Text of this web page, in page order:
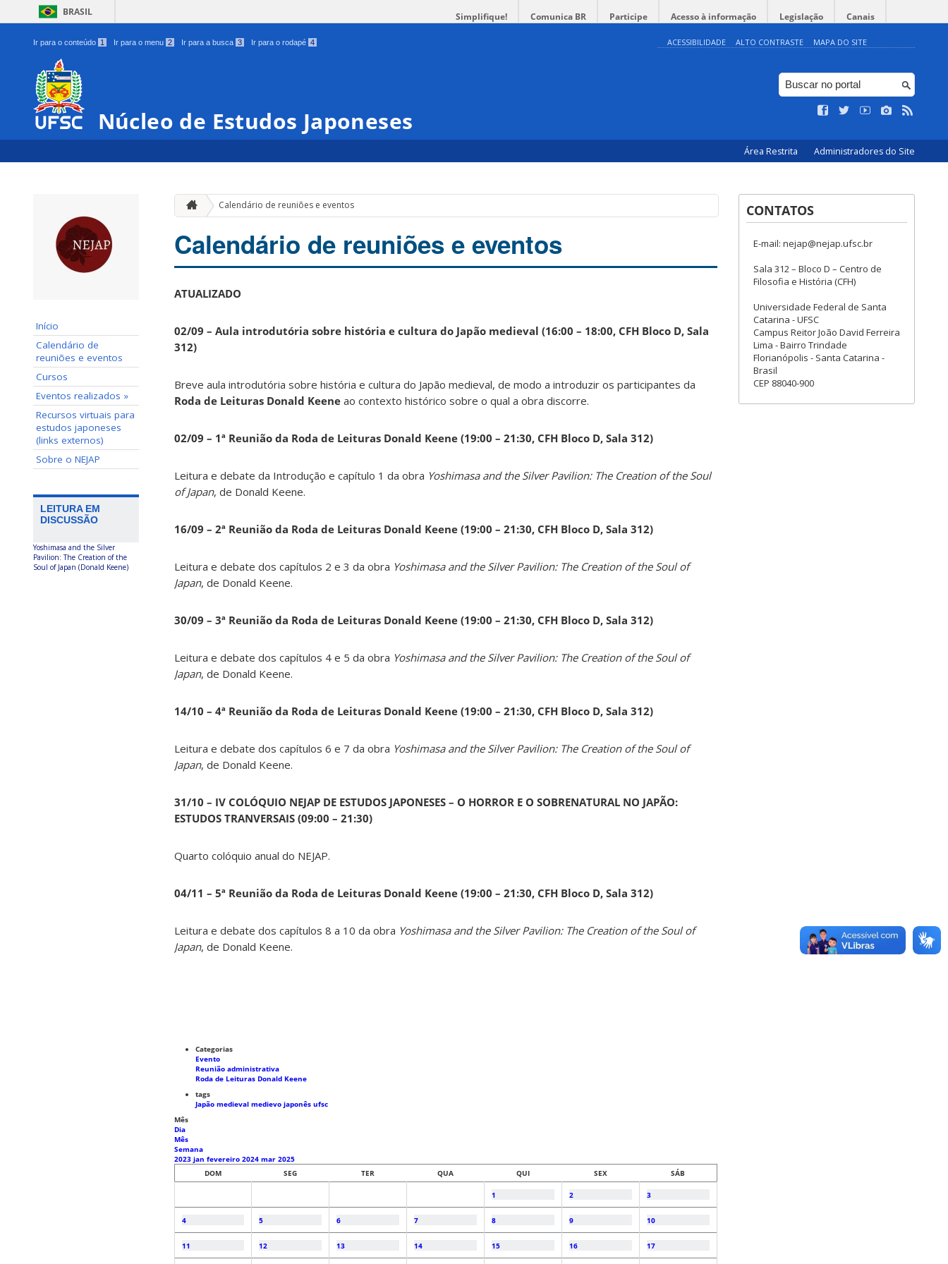
BRASIL Simplifique! Comunica BR Participe Acesso à informação Legislação Canais
Ir para o conteúdo 1 Ir para o menu 2 Ir para a busca 3 Ir para o rodapé 4 ACESSIBILIDADE ALTO CONTRASTE MAPA DO SITE
Núcleo de Estudos Japoneses
Área Restrita Administradores do Site
Início
Calendário de
reuniões e eventos
Cursos
Eventos realizados »
Recursos virtuais para
estudos japoneses
(links externos)
Sobre o NEJAP
LEITURA EM
DISCUSSÃO
Yoshimasa and the Silver
Pavilion: The Creation of the
Soul of Japan (Donald Keene)
Calendário de reuniões e eventos
Calendário de reuniões e eventos
ATUALIZADO
02/09 – Aula introdutória sobre história e cultura do Japão medieval (16:00 – 18:00, CFH Bloco D, Sala
312)
Breve aula introdutória sobre história e cultura do Japão medieval, de modo a introduzir os participantes da
Roda de Leituras Donald Keene ao contexto histórico sobre o qual a obra discorre.
02/09 – 1ª Reunião da Roda de Leituras Donald Keene (19:00 – 21:30, CFH Bloco D, Sala 312)
Leitura e debate da Introdução e capítulo 1 da obra Yoshimasa and the Silver Pavilion: The Creation of the Soul
of Japan, de Donald Keene.
16/09 – 2ª Reunião da Roda de Leituras Donald Keene (19:00 – 21:30, CFH Bloco D, Sala 312)
Leitura e debate dos capítulos 2 e 3 da obra Yoshimasa and the Silver Pavilion: The Creation of the Soul of
Japan, de Donald Keene.
30/09 – 3ª Reunião da Roda de Leituras Donald Keene (19:00 – 21:30, CFH Bloco D, Sala 312)
Leitura e debate dos capítulos 4 e 5 da obra Yoshimasa and the Silver Pavilion: The Creation of the Soul of
Japan, de Donald Keene.
14/10 – 4ª Reunião da Roda de Leituras Donald Keene (19:00 – 21:30, CFH Bloco D, Sala 312)
Leitura e debate dos capítulos 6 e 7 da obra Yoshimasa and the Silver Pavilion: The Creation of the Soul of
Japan, de Donald Keene.
31/10 – IV COLÓQUIO NEJAP DE ESTUDOS JAPONESES – O HORROR E O SOBRENATURAL NO JAPÃO:
ESTUDOS TRANVERSAIS (09:00 – 21:30)
Quarto colóquio anual do NEJAP.
04/11 – 5ª Reunião da Roda de Leituras Donald Keene (19:00 – 21:30, CFH Bloco D, Sala 312)
Leitura e debate dos capítulos 8 a 10 da obra Yoshimasa and the Silver Pavilion: The Creation of the Soul of
Japan, de Donald Keene.
Categorias
Evento
Reunião administrativa
Roda de Leituras Donald Keene
tags
Japão medieval medievo japonês ufsc
Mês
Dia
Mês
Semana
2023 jan fevereiro 2024 mar 2025
DOM
SEG TER QUA QUI SEX SÁB
1 2 3
4 5 6 7 8 9 10
11 12 13 14 15 16 17
CONTATOS
E-mail: nejap@nejap.ufsc.br
Sala 312 – Bloco D – Centro de
Filosofia e História (CFH)
Universidade Federal de Santa
Catarina - UFSC
Campus Reitor João David Ferreira
Lima - Bairro Trindade
Florianópolis - Santa Catarina -
Brasil
CEP 88040-900